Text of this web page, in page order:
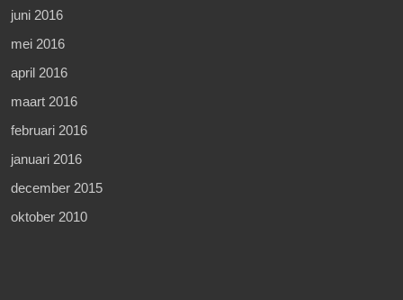
juni 2016
mei 2016
april 2016
maart 2016
februari 2016
januari 2016
december 2015
oktober 2010